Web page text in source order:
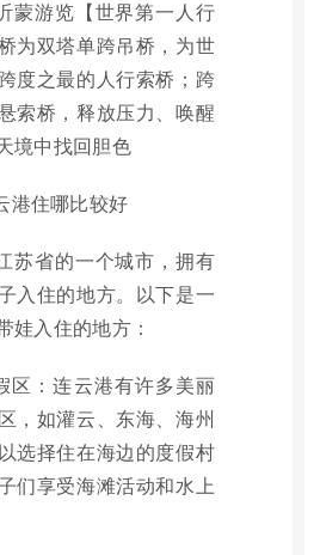
蒙游览【世界第一人行
为双塔单跨吊桥，为世
度之最的人行索桥；跨
索桥，释放压力、唤醒
境中找回胆色
港住哪比较好
苏省的一个城市，拥有
入住的地方。以下是一
娃入住的地方：
区：连云港有许多美丽
，如灌云、东海、海州
选择住在海边的度假村
们享受海滩活动和水上